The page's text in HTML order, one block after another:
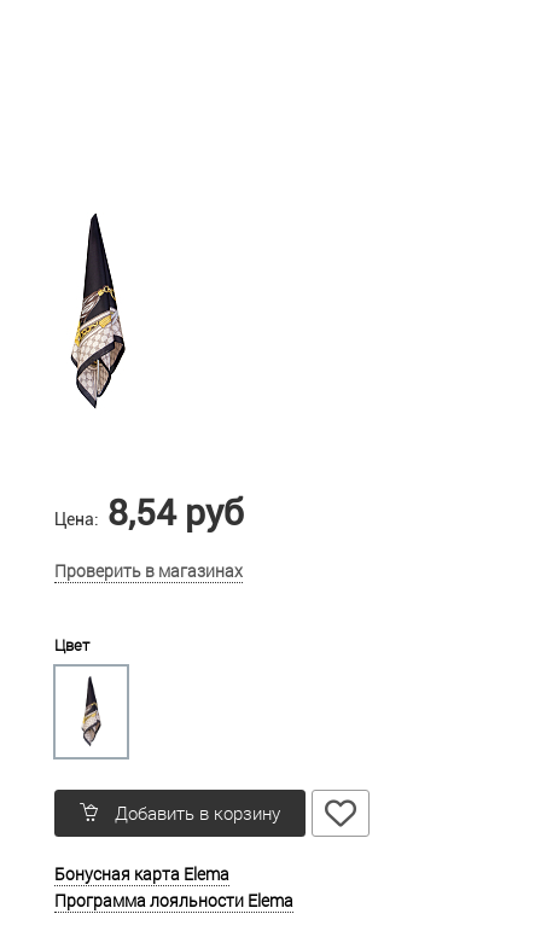
Цена: 8,54 руб
Проверить в магазинах
Цвет
Добавить в корзину
Бонусная карта Elema
Программа лояльности Elema